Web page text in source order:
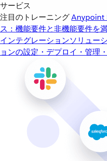
サービス
注目のトレーニングAnypoint
ス：機能要件と非機能要件を
インテグレーションソリュー
ョンの設定・デプロイ・管理